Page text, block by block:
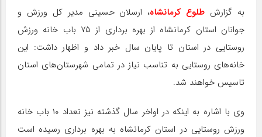
به گزارش طلوع کرمانشاه، ارسلان حسینی مدیر کل ورزش و
جوانان استان کرمانشاه از بهره برداری از ۷۵ باب خانه ورزش
روستایی در استان تا پایان سال خبر داد و اظهار داشت: این
خانه‌های روستایی به تناسب نیاز در تمامی شهرستان‌های استان
تاسیس خواهند شد.
وی با اشاره به اینکه در اواخر سال گذشته نیز تعداد ۱۰ باب خانه
ورزش روستایی در استان کرمانشاه به بهره برداری رسیده است